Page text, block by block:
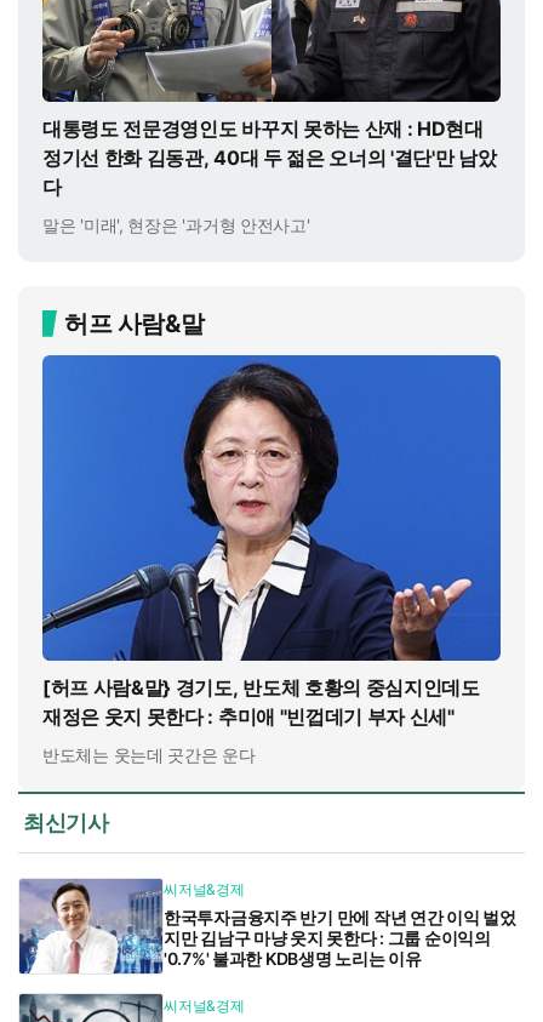
대통령도 전문경영인도 바꾸지 못하는 산재 : HD현대
정기선 한화 김동관, 40대 두 젊은 오너의 '결단'만 남았
다
말은 '미래', 현장은 '과거형 안전사고'
허프 사람&말
[허프 사람&말} 경기도, 반도체 호황의 중심지인데도
재정은 웃지 못한다 : 추미애 "빈껍데기 부자 신세"
반도체는 웃는데 곳간은 운다
최신기사
씨저널&경제
한국투자금융지주 반기 만에 작년 연간 이익 벌었
지만 김남구 마냥 웃지 못한다 : 그룹 순이익의
'0.7%' 불과한 KDB생명 노리는 이유
씨저널&경제